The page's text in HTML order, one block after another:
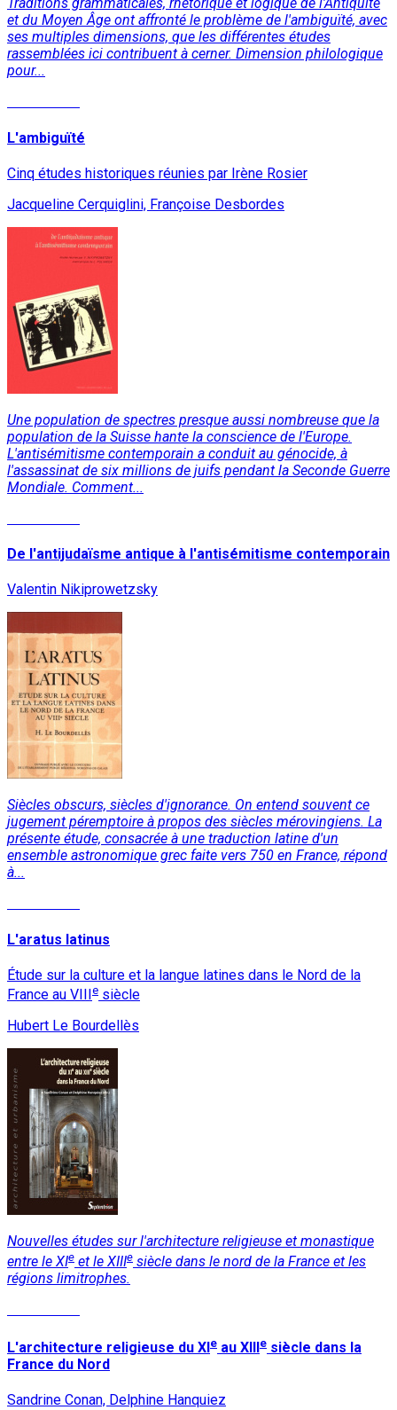
et du Moyen Âge ont affronté le problème de l'ambiguïté, avec
ses multiples dimensions, que les différentes études
rassemblées ici contribuent à cerner. Dimension philologique
pour...
L'ambiguïté
Cinq études historiques réunies par Irène Rosier
Jacqueline Cerquiglini, Françoise Desbordes
Une population de spectres presque aussi nombreuse que la
population de la Suisse hante la conscience de l'Europe.
L'antisémitisme contemporain a conduit au génocide, à
l'assassinat de six millions de juifs pendant la Seconde Guerre
Mondiale. Comment...
De l'antijudaïsme antique à l'antisémitisme contemporain
Valentin Nikiprowetzsky
Siècles obscurs, siècles d'ignorance. On entend souvent ce
jugement péremptoire à propos des siècles mérovingiens. La
présente étude, consacrée à une traduction latine d'un
ensemble astronomique grec faite vers 750 en France, répond
à...
L'aratus latinus
Étude sur la culture et la langue latines dans le Nord de la
France au VIII
e siècle
Hubert Le Bourdellès
Nouvelles études sur l'architecture religieuse et monastique
entre le XIe et le XIIIe siècle dans le nord de la France et les
régions limitrophes.
L'architecture religieuse du XIe au XIIIe siècle dans la
France du Nord
Sandrine Conan, Delphine Hanquiez